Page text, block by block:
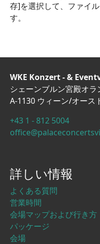
存]を選択して、ファイ
す。
WKE Konzert - &
シェーンブルン宮殿オラ
A-1130 ウィーン/オース
+43 1 - 812 5004
詳しい情報
よくある質問
営業時間
会場マップおよび行き方
パッケージ
会場